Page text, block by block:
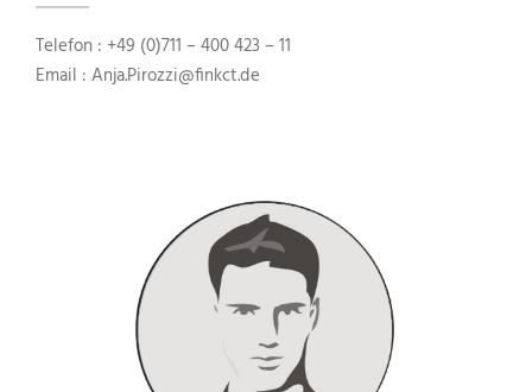
Telefon : +49 (0)711 – 400 423 – 11
Email : Anja.Pirozzi@finkct.de